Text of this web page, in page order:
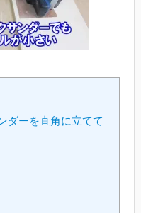
ダーを直角に立てて